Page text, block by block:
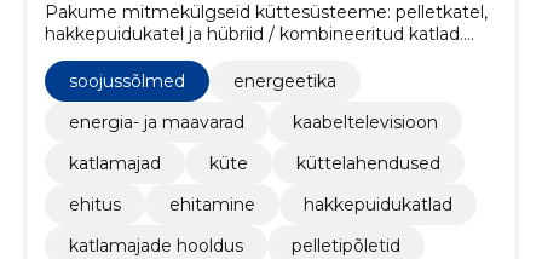
Pakume mitmekülgseid küttesüsteeme: pelletkatel,
hakkepuidukatel ja hübriid / kombineeritud katlad.
Meie soojussõlmed ja soojuskeskused tagavad
tõhusa soojuse ja integreeruvad sujuvalt
põrandakütte, radiaatorkütte ning päikeseküttega.
soojussõlmed
energeetika
energia- ja maavarad
kaabeltelevisioon
katlamajad
küte
küttelahendused
ehitus
ehitamine
hakkepuidukatlad
katlamajade hooldus
pelletipõletid